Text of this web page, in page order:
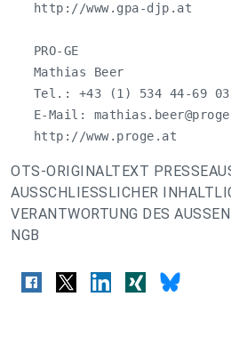
   http://www.gpa-djp.at
   PRO-GE
   Mathias Beer
Tel.: +43 (1) 534 44-69
   E-Mail:
   http://www.proge.at
OTS-ORIGINALTEXT
AUSSCHLIESSLICHER
VERANTWORTUNG DES
NGB